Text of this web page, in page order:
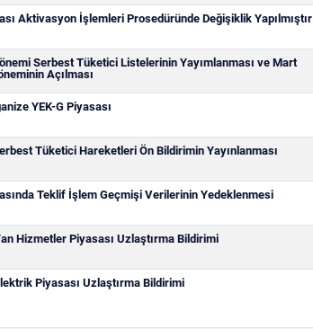
Aktivasyon İşlemleri Prosedüründe Değişiklik Yapılmıştır
Serbest Tüketici Listelerinin Yayımlanması ve Mart
Açılması
YEK-G Piyasası
Tüketici Hareketleri Ön Bildirimin Yayınlanması
Teklif İşlem Geçmişi Verilerinin Yedeklenmesi
Hizmetler Piyasası Uzlaştırma Bildirimi
Piyasası Uzlaştırma Bildirimi